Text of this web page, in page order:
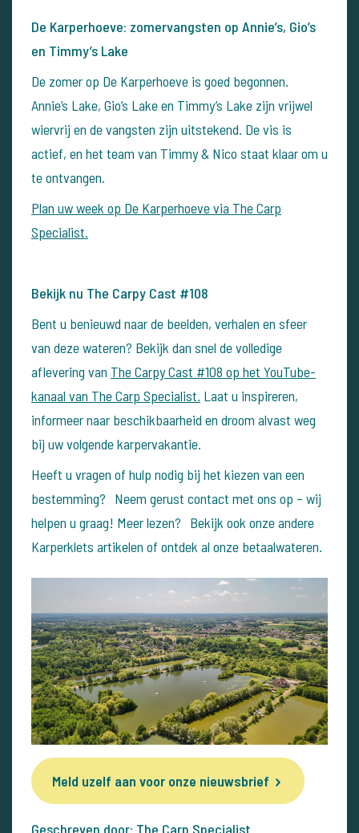
De Karperhoeve: zomervangsten op Annie’s, Gio’s
en Timmy’s Lake
De zomer op De Karperhoeve is goed begonnen.
Annie’s Lake, Gio’s Lake en Timmy’s Lake zijn vrijwel
wiervrij en de vangsten zijn uitstekend. De vis is
actief, en het team van Timmy & Nico staat klaar om u
te ontvangen.
Plan uw week op De Karperhoeve via The Carp
Specialist.
Bekijk nu The Carpy Cast #108
Bent u benieuwd naar de beelden, verhalen en sfeer
van deze wateren? Bekijk dan snel de volledige
aflevering van The Carpy Cast #108 op het YouTube-
kanaal van The Carp Specialist. Laat u inspireren,
informeer naar beschikbaarheid en droom alvast weg
bij uw volgende karpervakantie.
Heeft u vragen of hulp nodig bij het kiezen van een
bestemming? Neem gerust contact met ons op – wij
helpen u graag! Meer lezen? Bekijk ook onze andere
Karperklets artikelen of ontdek al onze betaalwateren.
Meld uzelf aan voor onze nieuwsbrief
Geschreven door: The Carp Specialist